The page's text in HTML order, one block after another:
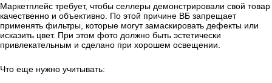
Маркетплейс требует, чтобы селлеры демонстрировали свой товар
качественно и объективно. По этой причине ВБ запрещает
применять фильтры, которые могут замаскировать дефекты или
исказить цвет. При этом фото должно быть эстетически
привлекательным и сделано при хорошем освещении.
Что еще нужно учитывать: